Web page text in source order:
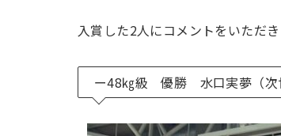
入賞した2人にコメントをいただ
ー48㎏級 優勝 水口実夢（次